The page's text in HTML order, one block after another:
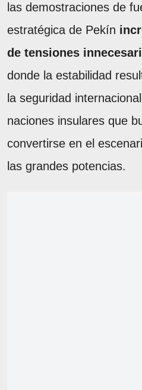
las demostraciones de
estratégica de Pekín
de tensiones
donde la estabilidad
la seguridad
naciones insulares que
convertirse en el
las grandes potencias.